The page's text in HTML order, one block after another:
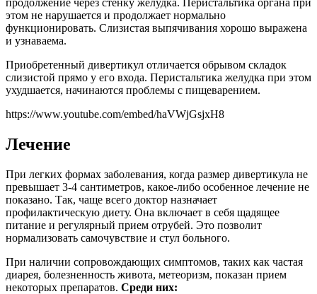
этом не нарушается и продолжает нормально
функционировать. Слизистая выпячивания хорошо выражена
и узнаваема.
Приобретенный дивертикул отличается обрывом складок
слизистой прямо у его входа. Перистальтика желудка при этом
ухудшается, начинаются проблемы с пищеварением.
https://www.youtube.com/embed/haVWjGsjxH8
Лечение
При легких формах заболевания, когда размер дивертикула не
превышает 3-4 сантиметров, какое-либо особенное лечение не
показано. Так, чаще всего доктор назначает
профилактическую диету. Она включает в себя щадящее
питание и регулярный прием отрубей. Это позволит
нормализовать самочувствие и стул больного.
При наличии сопровождающих симптомов, таких как частая
диарея, болезненность живота, метеоризм, показан прием
некоторых препаратов. Среди них: